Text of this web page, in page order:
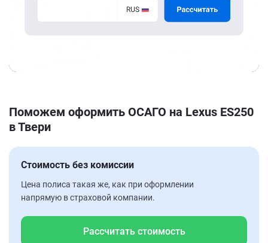
Поможем оформить ОСАГО на Lexus ES250
в Твери
Стоимость без комиссии
Цена полиса такая же, как при оформлении
напрямую в страховой компании.
Рассчитать стоимость